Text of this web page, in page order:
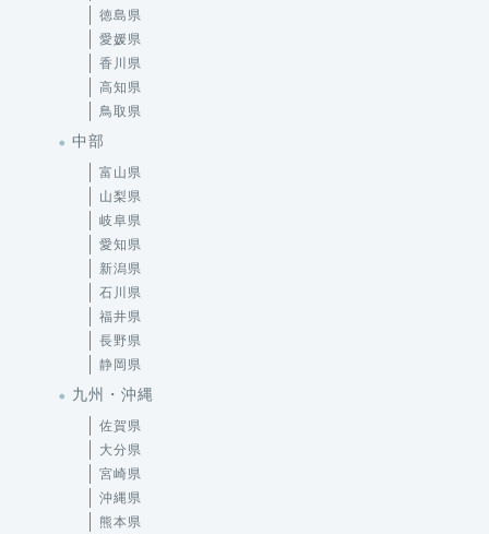
徳島県
愛媛県
香川県
高知県
鳥取県
中部
富山県
山梨県
岐阜県
愛知県
新潟県
石川県
福井県
長野県
静岡県
九州・沖縄
佐賀県
大分県
宮崎県
沖縄県
熊本県